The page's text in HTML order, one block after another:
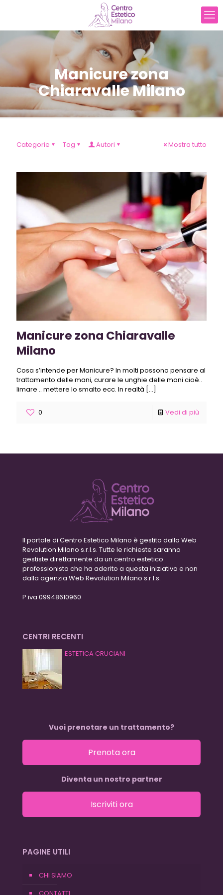
Manicure zona
Chiaravalle Milano
Categorie Tag Autori Mostra tutto
Manicure zona Chiaravalle
Milano
Cosa s’intende per Manicure? In molti possono pensare al
trattamento delle mani, curare le unghie delle mani cioè..
limare .. mettere lo smalto ecc. In realtà […]
0 Vedi di più
Il portale di Centro Estetico Milano è gestito dalla Web
Revolution Milano s.r.l.s. Tutte le richieste saranno
gestiste direttamente da un centro estetico
professionista che ha aderito a questa iniziativa e non
dalla agenzia Web Revolution Milano s.r.l.s.
P.iva 09948610960
CENTRI RECENTI
ESTETICA CRUCIANI
Vuoi prenotare un trattamento?
Prenota ora
Diventa un nostro partner
Iscriviti ora
PAGINE UTILI
CHI SIAMO